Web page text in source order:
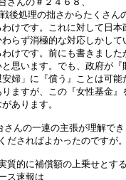
後処理の拙さからたくさん
けです。これに対して日本
らず消極的な対応しかして
けです。前にも書きました
思います。でも、政府が『
婦」に『償う』ことは可能
ますが、この『女性基金』
あります。
んの一連の主張が理解で
ださればよかったのですが
的に補償額の上乗せとす
ス速報は